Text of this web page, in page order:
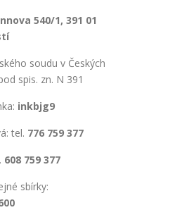
540/1, 391 01
soudu v Českých
spis. zn. N 391
inkbjg9
tel. 776 759 377
608 759 377
sbírky: